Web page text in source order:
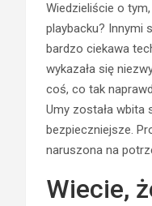
Wiedzieliście o
playbacku? Innymi
bardzo ciekawa
wykazała się
coś, co tak
Umy została wbita
bezpieczniejsze.
naruszona na
Wiecie,